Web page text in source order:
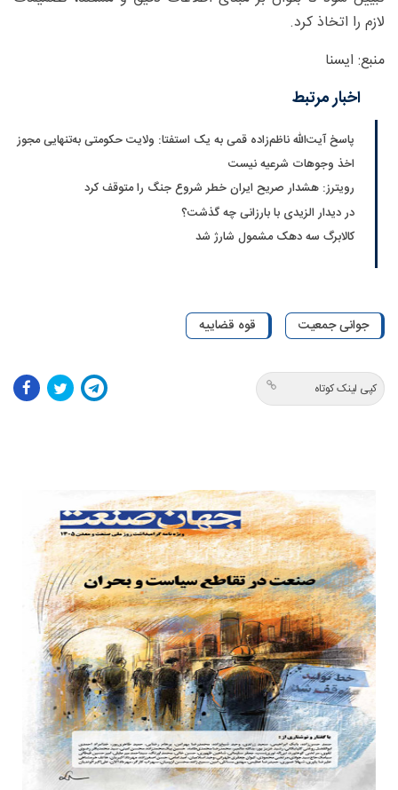
لازم را اتخاذ کرد.
منبع: ایسنا
اخبار مرتبط
پاسخ آیت‌الله ناظم‌زاده قمی به یک استفتا: ولایت حکومتی به‌تنهایی مجوز
اخذ وجوهات شرعیه نیست
رویترز: هشدار صریح ایران خطر شروع جنگ را متوقف کرد
در دیدار الزیدی با بارزانی چه گذشت؟
کالابرگ سه دهک مشمول شارژ شد
جوانی جمعیت قوه قضاییه
کپی لینک کوتاه